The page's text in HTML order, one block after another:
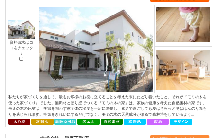
てきました。現在良いお客様や協力業者様に恵まれたおかげでそれを実現
できるだけの技術と経験を持ち、事業を展開しています。 お客様の理想の
資料請求はコ
コをチェック
ブリリアントホーム/株式会社リビングライフ